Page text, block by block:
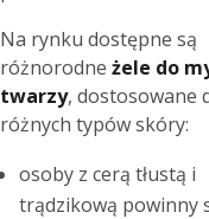
Na rynku dostępne są
różnorodne żele do
twarzy, dostosowane
różnych typów skóry:
osoby z cerą tłustą i
trądzikową powinny